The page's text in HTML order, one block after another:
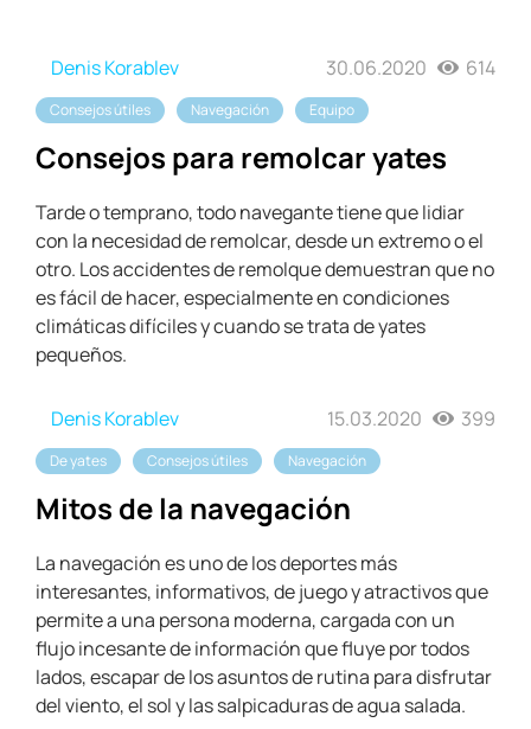
Denis Korablev 30.06.2020 614
Consejos útiles Navegación Equipo
Consejos para remolcar yates
Tarde o temprano, todo navegante tiene que lidiar
con la necesidad de remolcar, desde un extremo o el
otro. Los accidentes de remolque demuestran que no
es fácil de hacer, especialmente en condiciones
climáticas difíciles y cuando se trata de yates
pequeños.
Denis Korablev 15.03.2020 399
De yates Consejos útiles Navegación
Mitos de la navegación
La navegación es uno de los deportes más
interesantes, informativos, de juego y atractivos que
permite a una persona moderna, cargada con un
flujo incesante de información que fluye por todos
lados, escapar de los asuntos de rutina para disfrutar
del viento, el sol y las salpicaduras de agua salada.